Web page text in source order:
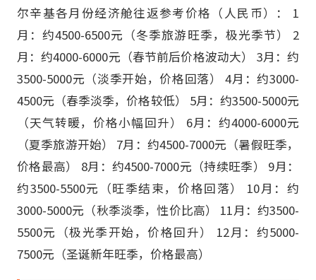
尔辛基各月份经济舱往返参考价格（人民币）： 1
月：约4500-6500元（冬季旅游旺季，极光季节） 2
月：约4000-6000元（春节前后价格波动大） 3月：约
3500-5000元（淡季开始，价格回落） 4月：约3000-
4500元（春季淡季，价格较低） 5月：约3500-5000元
（天气转暖，价格小幅回升） 6月：约4000-6000元
（夏季旅游开始） 7月：约4500-7000元（暑假旺季，
价格最高） 8月：约4500-7000元（持续旺季） 9月：
约3500-5500元（旺季结束，价格回落） 10月：约
3000-5000元（秋季淡季，性价比高） 11月：约3500-
5500元（极光季开始，价格回升） 12月：约5000-
7500元（圣诞新年旺季，价格最高）